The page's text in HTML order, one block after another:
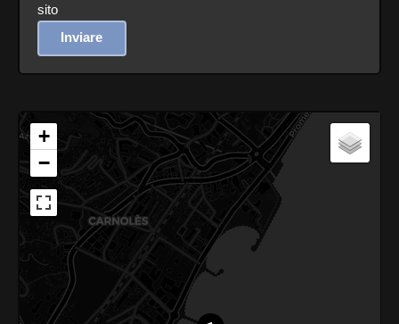
sito
Inviare
+
−